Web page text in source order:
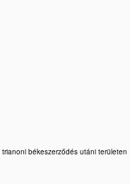
trianoni békeszerződés utáni területen